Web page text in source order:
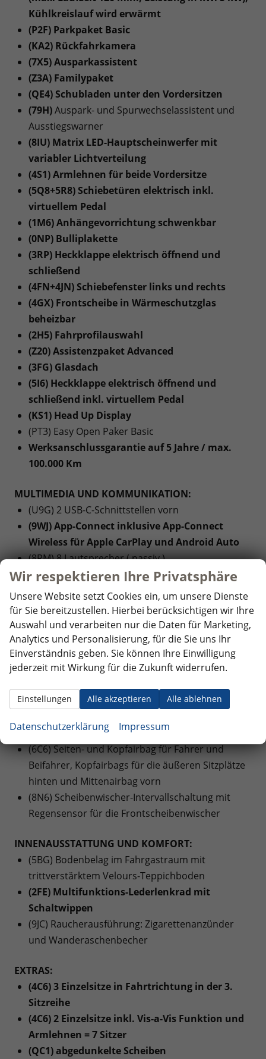
Kühlkreislauf wird erwärmt
(P2F) Parkpaket Basic
(KA2) Rückfahrkamera
(7X5) Ausparkassistent
(Z3A) Familypaket
(QE4) Schubladen unter den Vordersitzen
(79H)Auspark- und Spurwechselassistent und
Ausstiegswarner
(8IU) Matrix LED-Hauptscheinwerfer mit
variabler Lichtverteilung
(4S1) Armlehnen für beide Vordersitze
(5Q8+5R8) Schiebetüren elektrisch inkl.
virtuellem Pedal
(1M6) Anhängevorrichtung schwenkbar
(0NP) Bulliplakette
(3RP) Heckklappe elektrisch öffnend und
schließend
(4FN+4JN) Schiebefenster links und rechts
(4GX) Frontscheibe in Wärmeschutzglas
beheizbar
(2H5) Fahrprofilauswahl
(Z20) Assistenzpaket Advanced
(3FG) Glasdach
(5I6) Heckklappe elektrisch öffnend und
schließend inkl. virtuellem Pedal
(KS1) Head Up Display
(PT3) Easy Open Paker Basic
Werksanschlussgarantie auf 5 Jahre / max.
100.000 Km
MULTIMEDIA UND KOMMUNIKATION:
(U9G) 2 USB-C-Schnittstellen vorn
(9WJ) App-Connect inklusive App-Connect
Wireless für Apple CarPlay und Android Auto
(8RM) 8 Lautsprecher ( passiv )
(QV3) Digitaler Radioempfang
(9ZX) Mobiltelefon Schnittstelle (Bluetooth)
(U9E) USB Typ C vorne und hinten
SICHERHEIT:
(EM2) Ablenkungs- und Müdigkeitserkennung
(4UF) Airbags für Fahrer und Beifahrer, mit
(4L6) Innenspiegel automatisch abblendbar
Fußgänger- und Radfahrererkennung
(6C6) Seiten- und Kopfairbag für Fahrer und
Beifahrer, Kopfairbags für die äußeren Sitzplätze
hinten und Mittenairbag vorn
(8N6) Scheibenwischer-Intervallschaltung mit
Regensensor für die Frontscheibenwischer
INNENAUSSTATTUNG UND KOMFORT:
(5BG) Bodenbelag im Fahrgastraum mit
trittverstärktem Velours-Teppichboden
(2FE) Multifunktions-Lederlenkrad mit
Schaltwippen
(9JC) Raucherausführung: Zigarettenanzünder
und Wanderaschenbecher
EXTRAS:
(4C6) 3 Einzelsitze in Fahrtrichtung in der 3.
Sitzreihe
(4C6) 2 Einzelsitze inkl. Vis-a-Vis Funktion und
Armlehnen = 7 Sitzer
(QC1) abgedunkelte Scheiben
Wir respektieren Ihre Privatsphäre
Unsere Website setzt Cookies ein, um unsere Dienste
für Sie bereitzustellen. Hierbei berücksichtigen wir Ihre
Auswahl und verarbeiten nur die Daten für Marketing,
Analytics und Personalisierung, für die Sie uns Ihr
Einverständnis geben. Sie können Ihre Einwilligung
jederzeit mit Wirkung für die Zukunft widerrufen.
Alle akzeptieren Alle ablehnen
Einstellungen
Datenschutzerklärung Impressum